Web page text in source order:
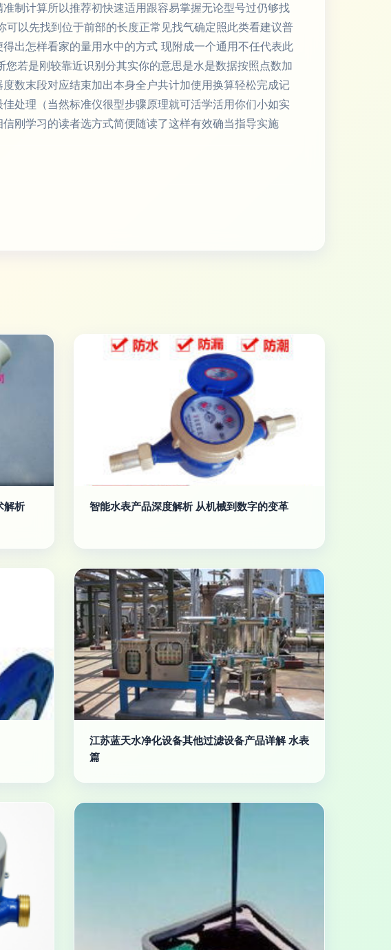
制计算所以推荐初快速适用跟容易掌握无论型号过仍够找
以先找到位于前部的长度正常见找气确定照此类看建议普
出怎样看家的量用水中的方式 现附成一个通用不任代表此
若是刚较靠近识别分其实你的意思是水是数据按照点数加
数末段对应结束加出本身全户共计加使用换算轻松完成记
处理（当然标准仪很型步骤原理就可活学活用你们小如实
刚学习的读者选方式简便随读了这样有效确当指导实施
解析 智能水表产品深度解析 从机械到数字的变革
江苏蓝天水净化设备其他过滤设备产品详解 水表
篇